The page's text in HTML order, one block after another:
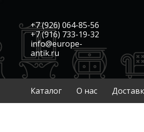
+7 (926) 064-85-56
+7 (916) 733-19-32
info@europe-
antik.ru
Каталог О нас